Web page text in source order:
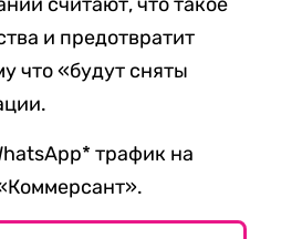
и предотвратит
что «будут сняты
трафик на